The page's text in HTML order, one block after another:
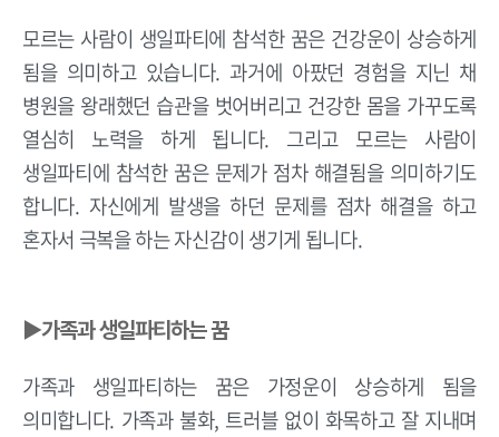
모르는 사람이 생일파티에 참석한 꿈은 건강운이 상승하게
됨을 의미하고 있습니다. 과거에 아팠던 경험을 지닌 채
병원을 왕래했던 습관을 벗어버리고 건강한 몸을 가꾸도록
열심히 노력을 하게 됩니다. 그리고 모르는 사람이
생일파티에 참석한 꿈은 문제가 점차 해결됨을 의미하기도
합니다. 자신에게 발생을 하던 문제를 점차 해결을 하고
혼자서 극복을 하는 자신감이 생기게 됩니다.
▶가족과 생일파티하는 꿈
가족과 생일파티하는 꿈은 가정운이 상승하게 됨을
의미합니다. 가족과 불화, 트러블 없이 화목하고 잘 지내며